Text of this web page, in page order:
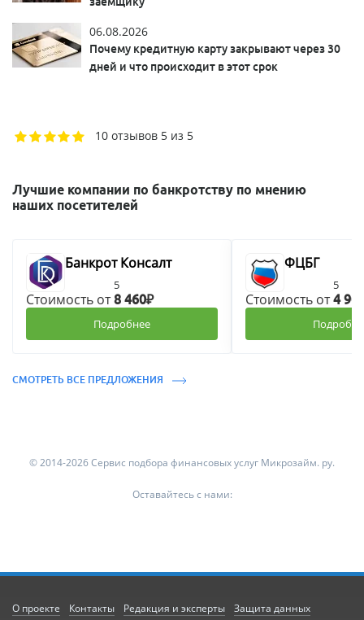
06.08.2026
Почему кредитную карту закрывают через 30
дней и что происходит в этот срок
10 отзывов 5 из 5
Лучшие компании по банкротству по мнению
наших посетителей
Банкрот Консалт
5
Стоимость от8 460₽
Подробнее
ФЦБГ
5
Стоимость от4
СМОТРЕТЬ ВСЕ ПРЕДЛОЖЕНИЯ
© 2014-2026 Сервис подбора финансовых услуг Микрозайм. ру.
Оставайтесь с нами:
О проекте Контакты Редакция и эксперты Защита данных